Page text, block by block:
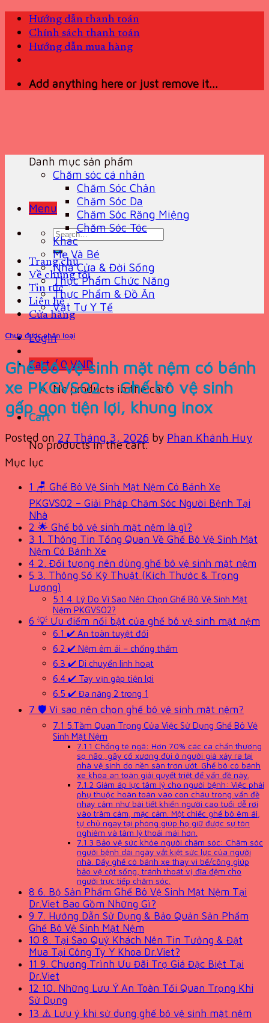
Skip
content
Hướng dẫn thanh toán
Chính sách thanh toán
Hướng dẫn mua hàng
Add anything here or just remove it...
Menu
Search
for:
Trang chủ
Về chúng tôi
Tin tức
Liên hệ
Cửa hàng
Login
Cart /0VND
No products in the cart.
Cart
No products in the cart.
Danh mục sản phẩm
Chăm sóc cá nhân
Chăm Sóc Chân
Chăm Sóc Da
Chăm Sóc Răng Miệng
Chăm Sóc Tóc
Khác
Mẹ Và Bé
Nhà Cửa & Đời Sống
Thực Phẩm Chức Năng
Thực Phẩm & Đồ Ăn
Vật Tư Y Tế
Chưa được phân loại
Ghế bô vệ sinh mặt nệm có bánh
xe PKGVS02 – Ghế bô vệ sinh
gấp gọn tiện lợi, khung inox
Posted on 27 Tháng 3, 2026 by Phan Khánh Huy
Mục lục
1 🪑 Ghế Bô Vệ Sinh Mặt Nệm Có Bánh Xe
PKGVS02 – Giải Pháp Chăm Sóc Người Bệnh Tại
Nhà
2 🌟 Ghế bô vệ sinh mặt nệm là gì?
3 1. Thông Tin Tổng Quan Về Ghế Bô Vệ Sinh Mặt
Nệm Có Bánh Xe
4 2. Đối tượng nên dùng ghế bô vệ sinh mặt nệm
5 3. Thông Số Kỹ Thuật (Kích Thước & Trọng
Lượng)
5.1 4. Lý Do Vì Sao Nên Chọn Ghế Bô Vệ Sinh Mặt
Nệm PKGVS02?
6 💡 Ưu điểm nổi bật của ghế bô vệ sinh mặt nệm
6.1 ✔️ An toàn tuyệt đối
6.2 ✔️ Nệm êm ái – chống thấm
6.3 ✔️ Di chuyển linh hoạt
6.4 ✔️ Tay vịn gập tiện lợi
6.5 ✔️ Đa năng 2 trong 1
7 🛡️ Vì sao nên chọn ghế bô vệ sinh mặt nệm?
7.1 5.Tầm Quan Trọng Của Việc Sử Dụng Ghế Bô Vệ
Sinh Mặt Nệm
7.1.1 Chống té ngã: Hơn 70% các ca chấn thương
sọ não, gãy cổ xương đùi ở người già xảy ra tại
nhà vệ sinh do nền sàn trơn ướt. Ghế bô có bánh
xe khóa an toàn giải quyết triệt để vấn đề này.
7.1.2 Giảm áp lực tâm lý cho người bệnh: Việc phải
phụ thuộc hoàn toàn vào con cháu trong vấn đề
nhạy cảm như bài tiết khiến người cao tuổi dễ rơi
vào trầm cảm, mặc cảm. Một chiếc ghế bô êm ái,
tự chủ ngay tại phòng giúp họ giữ được sự tôn
nghiêm và tâm lý thoải mái hơn.
7.1.3 Bảo vệ sức khỏe người chăm sóc: Chăm sóc
người bệnh dài ngày vắt kiệt sức lực của người
nhà. Đẩy ghế có bánh xe thay vì bế/cõng giúp
bảo vệ cột sống, tránh thoát vị đĩa đệm cho
người trực tiếp chăm sóc.
8 6. Bộ Sản Phẩm Ghế Bô Vệ Sinh Mặt Nệm Tại
Dr.Viet Bao Gồm Những Gì?
9 7. Hướng Dẫn Sử Dụng & Bảo Quản Sản Phẩm
Ghế Bô Vệ Sinh Mặt Nệm
10 8. Tại Sao Quý Khách Nên Tin Tưởng & Đặt
Mua Tại Công Ty Y Khoa Dr.Viet?
11 9. Chương Trình Ưu Đãi Trợ Giá Đặc Biệt Tại
Dr.Viet
12 10. Những Lưu Ý An Toàn Tối Quan Trọng Khi
Sử Dụng
13 ⚠️ Lưu ý khi sử dụng ghế bô vệ sinh mặt nệm